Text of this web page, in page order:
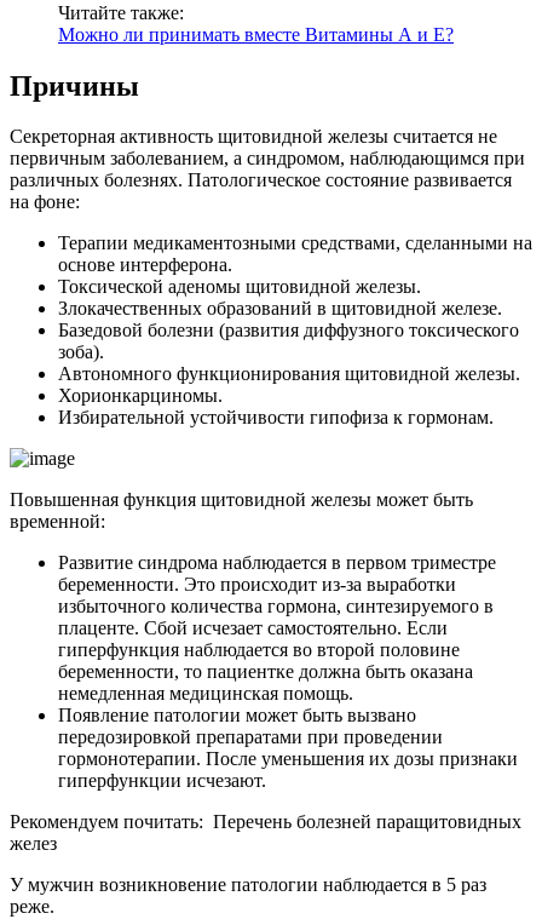
Читайте также:
Можно ли принимать вместе Витамины А и Е?
Причины
Секреторная активность щитовидной железы считается не
первичным заболеванием, а синдромом, наблюдающимся при
различных болезнях. Патологическое состояние развивается
на фоне:
Терапии медикаментозными средствами, сделанными на
основе интерферона.
Токсической аденомы щитовидной железы.
Злокачественных образований в щитовидной железе.
Базедовой болезни (развития диффузного токсического
зоба).
Автономного функционирования щитовидной железы.
Хорионкарциномы.
Избирательной устойчивости гипофиза к гормонам.
Повышенная функция щитовидной железы может быть
временной:
Развитие синдрома наблюдается в первом триместре
беременности. Это происходит из-за выработки
избыточного количества гормона, синтезируемого в
плаценте. Сбой исчезает самостоятельно. Если
гиперфункция наблюдается во второй половине
беременности, то пациентке должна быть оказана
немедленная медицинская помощь.
Появление патологии может быть вызвано
передозировкой препаратами при проведении
гормонотерапии. После уменьшения их дозы признаки
гиперфункции исчезают.
Рекомендуем почитать: Перечень болезней паращитовидных
желез
У мужчин возникновение патологии наблюдается в 5 раз
реже.